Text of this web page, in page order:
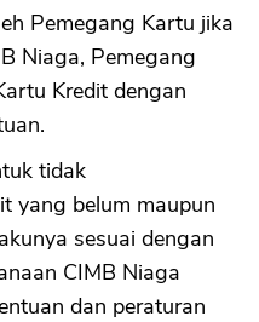
Pemegang Kartu jika
Niaga, Pemegang
Kredit dengan
tidak
yang belum maupun
sesuai dengan
CIMB Niaga
dan peraturan